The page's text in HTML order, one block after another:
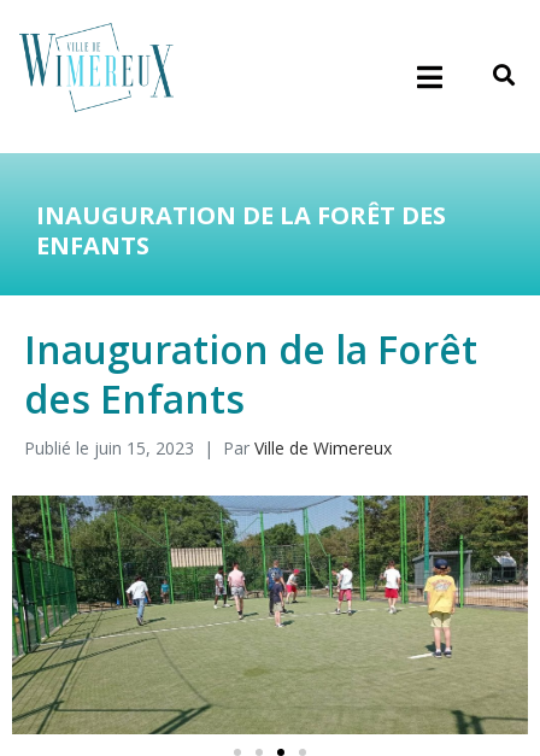
INAUGURATION DE LA FORÊT DES
ENFANTS
Inauguration de la Forêt
des Enfants
Publié le juin 15, 2023 Par Ville de Wimereux